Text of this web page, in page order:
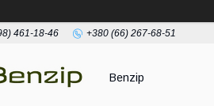
461-18-46 +380 (66) 267-68-51
Benzip